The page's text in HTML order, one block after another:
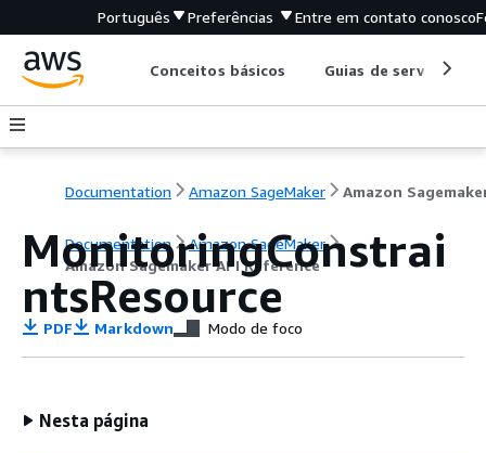
Português Preferências Entre em contato conosco
Conceitos básicos Guias de serviço
Documentation Amazon SageMaker
Documentation
Amazon SageMaker
Amazon Sagemaker API Reference
MonitoringConstrai
ntsResource
PDF Markdown Modo de foco
Nesta página